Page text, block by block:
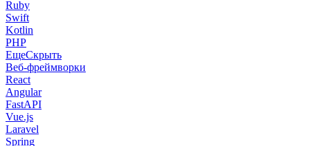
Ruby
Swift
Kotlin
PHP
ЕщеСкрыть
Веб-фреймворки
React
Angular
FastAPI
Vue.js
Laravel
Spring